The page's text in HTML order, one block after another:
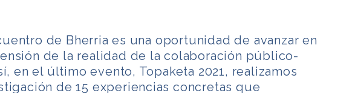
de Bherria es una oportunidad de avanzar en
de la realidad de la colaboración público-
en el último evento, Topaketa 2021, realizamos
de 15 experiencias concretas que